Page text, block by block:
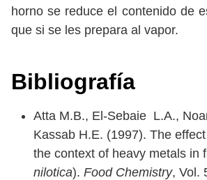
horno se reduce el contenido de
que si se les prepara al vapor.
Bibliografía
Atta M.B., El-Sebaie L.A.,
Kassab H.E. (1997). The
the context of heavy metals in
nilotica). Food Chemistry, Vol.